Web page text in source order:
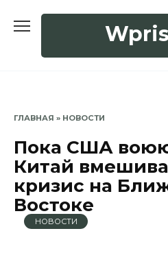
ГЛАВНАЯ » НОВОСТИ
Пока США
Китай
кризис на
Востоке
НОВОСТИ